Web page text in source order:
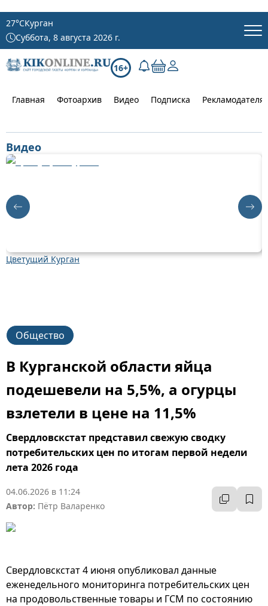
27°CКурган
Суббота, 8 августа 2026 г.
16+
Главная Фотоархив Видео Подписка
Видео
Цветущий Курган
Общество
В Курганской области яйца
подешевели на 5,5%, а огурцы
взлетели в цене на 11,5%
Свердловскстат представил свежую сводку
потребительских цен по итогам первой недели
лета 2026 года
04.06.2026 в 11:24
Автор: Пётр Валаренко
Свердловскстат 4 июня опубликовал данные
еженедельного мониторинга потребительских цен
на продовольственные товары и ГСМ по состоянию